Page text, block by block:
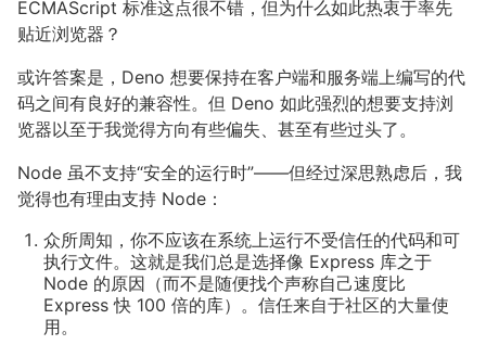
ECMAScript 标准这点很不错，但为什么如此热衷于率先
贴近浏览器？
或许答案是，Deno 想要保持在客户端和服务端上编写的代
码之间有良好的兼容性。但 Deno 如此强烈的想要支持浏
览器以至于我觉得方向有些偏失、甚至有些过头了。
Node 虽不支持“安全的运行时”——但经过深思熟虑后，我
觉得也有理由支持 Node：
众所周知，你不应该在系统上运行不受信任的代码和可
执行文件。这就是我们总是选择像 Express 库之于
Node 的原因（而不是随便找个声称自己速度比
Express 快 100 倍的库）。信任来自于社区的大量使
用。